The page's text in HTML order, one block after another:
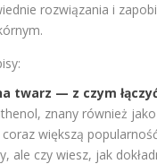
rozwiązania i
twarz — z czym
znany również
większą
ale czy wiesz, jak